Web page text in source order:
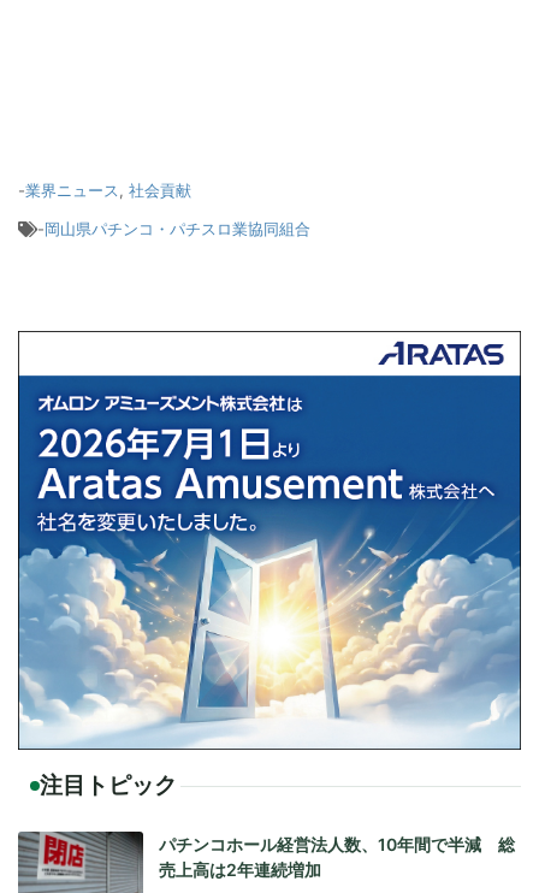
-業界ニュース, 社会貢献
-岡山県パチンコ・パチスロ業協同組合
注目トピック
パチンコホール経営法人数、10年間で半減 総
売上高は2年連続増加